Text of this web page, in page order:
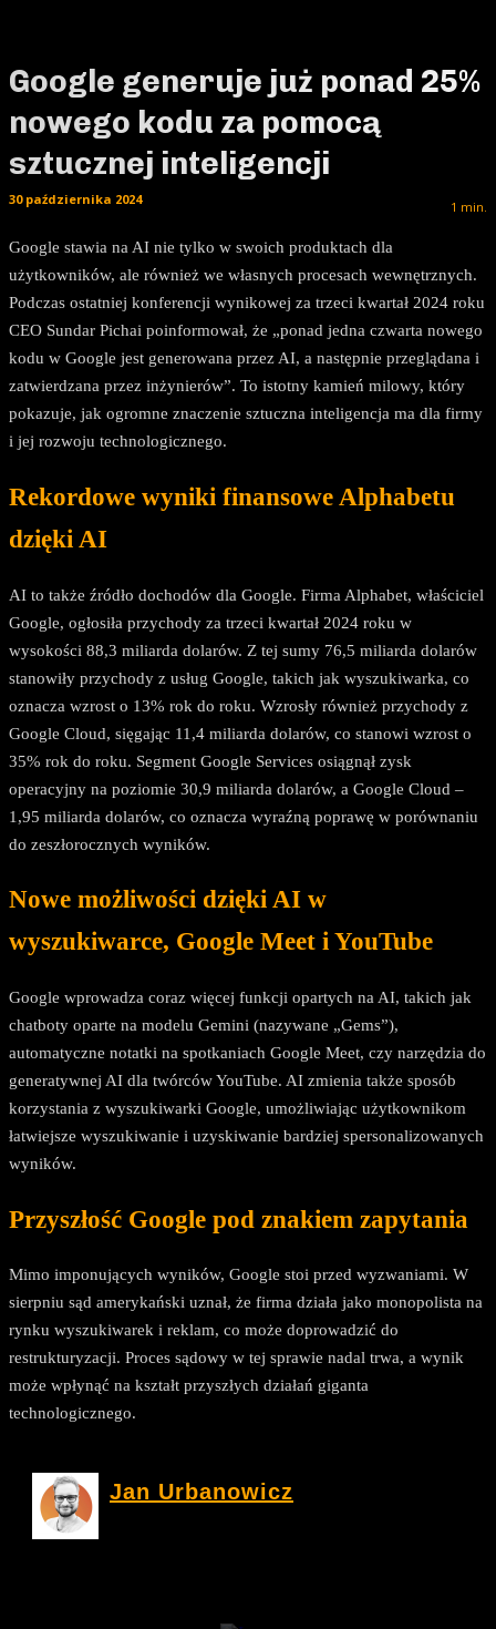
Google generuje już ponad 25%
nowego kodu za pomocą
sztucznej inteligencji
1 min.
30 października 2024
Google stawia na AI nie tylko w swoich produktach dla
użytkowników, ale również we własnych procesach wewnętrznych.
Podczas ostatniej konferencji wynikowej za trzeci kwartał 2024 roku
CEO Sundar Pichai poinformował, że „ponad jedna czwarta nowego
kodu w Google jest generowana przez AI, a następnie przeglądana i
zatwierdzana przez inżynierów”. To istotny kamień milowy, który
pokazuje, jak ogromne znaczenie sztuczna inteligencja ma dla firmy
i jej rozwoju technologicznego.
Rekordowe wyniki finansowe Alphabetu
dzięki AI
AI to także źródło dochodów dla Google. Firma Alphabet, właściciel
Google, ogłosiła przychody za trzeci kwartał 2024 roku w
wysokości 88,3 miliarda dolarów. Z tej sumy 76,5 miliarda dolarów
stanowiły przychody z usług Google, takich jak wyszukiwarka, co
oznacza wzrost o 13% rok do roku. Wzrosły również przychody z
Google Cloud, sięgając 11,4 miliarda dolarów, co stanowi wzrost o
35% rok do roku. Segment Google Services osiągnął zysk
operacyjny na poziomie 30,9 miliarda dolarów, a Google Cloud –
1,95 miliarda dolarów, co oznacza wyraźną poprawę w porównaniu
do zeszłorocznych wyników.
Nowe możliwości dzięki AI w
wyszukiwarce, Google Meet i YouTube
Google wprowadza coraz więcej funkcji opartych na AI, takich jak
chatboty oparte na modelu Gemini (nazywane „Gems”),
automatyczne notatki na spotkaniach Google Meet, czy narzędzia do
generatywnej AI dla twórców YouTube. AI zmienia także sposób
korzystania z wyszukiwarki Google, umożliwiając użytkownikom
łatwiejsze wyszukiwanie i uzyskiwanie bardziej spersonalizowanych
wyników.
Przyszłość Google pod znakiem zapytania
Mimo imponujących wyników, Google stoi przed wyzwaniami. W
sierpniu sąd amerykański uznał, że firma działa jako monopolista na
rynku wyszukiwarek i reklam, co może doprowadzić do
restrukturyzacji. Proces sądowy w tej sprawie nadal trwa, a wynik
może wpłynąć na kształt przyszłych działań giganta
technologicznego.
Jan Urbanowicz